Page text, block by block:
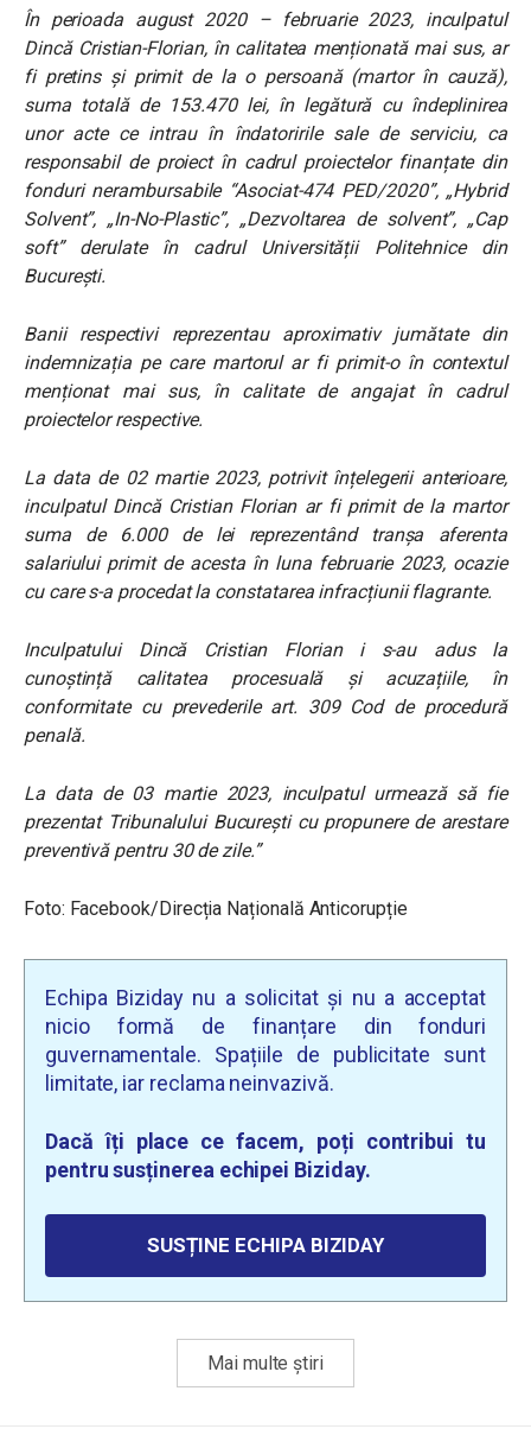
În perioada august 2020 – februarie 2023, inculpatul
Dincă Cristian-Florian, în calitatea menționată mai sus, ar
fi pretins și primit de la o persoană (martor în cauză),
suma totală de 153.470 lei, în legătură cu îndeplinirea
unor acte ce intrau în îndatoririle sale de serviciu, ca
responsabil de proiect în cadrul proiectelor finanțate din
fonduri nerambursabile “Asociat-474 PED/2020”, „Hybrid
Solvent”, „In-No-Plastic”, „Dezvoltarea de solvent”, „Cap
soft” derulate în cadrul Universității Politehnice din
București.
Banii respectivi reprezentau aproximativ jumătate din
indemnizația pe care martorul ar fi primit-o în contextul
menționat mai sus, în calitate de angajat în cadrul
proiectelor respective.
La data de 02 martie 2023, potrivit înțelegerii anterioare,
inculpatul Dincă Cristian Florian ar fi primit de la martor
suma de 6.000 de lei reprezentând tranșa aferenta
salariului primit de acesta în luna februarie 2023, ocazie
cu care s-a procedat la constatarea infracțiunii flagrante.
Inculpatului Dincă Cristian Florian i s-au adus la
cunoștință calitatea procesuală și acuzațiile, în
conformitate cu prevederile art. 309 Cod de procedură
penală.
La data de 03 martie 2023, inculpatul urmează să fie
prezentat Tribunalului București cu propunere de arestare
preventivă pentru 30 de zile.”
Foto: Facebook/Direcția Națională Anticorupție
Echipa Biziday nu a solicitat și nu a acceptat
nicio formă de finanțare din fonduri
guvernamentale. Spațiile de publicitate sunt
limitate, iar reclama neinvazivă.
Dacă îți place ce facem, poți contribui tu
pentru susținerea echipei Biziday.
SUSȚINE ECHIPA BIZIDAY
Mai multe știri